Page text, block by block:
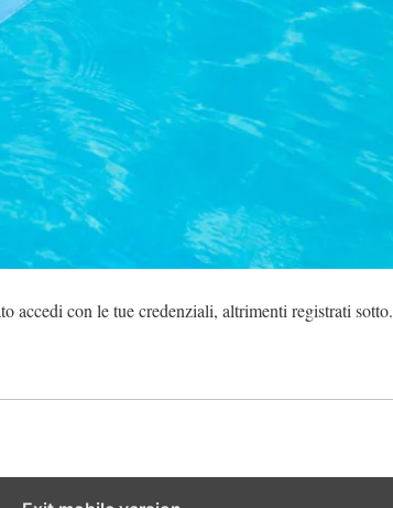
accedi con le tue credenziali, altrimenti registrati sotto.